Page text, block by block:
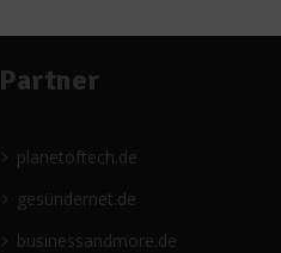
Partner
planetoftech.de
gesündernet.de
businessandmore.de